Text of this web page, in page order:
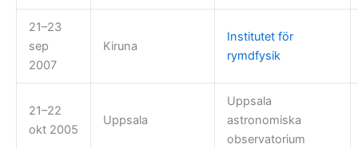
21–23
sep
2007
Kiruna
Institutet för
rymdfysik
21–22
okt 2005
Uppsala
Uppsala
astronomiska
observatorium